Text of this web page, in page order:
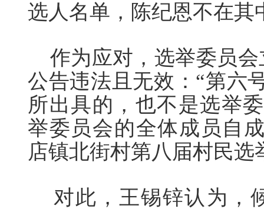
选人名单，陈纪恩不在其
作为应对，选举委员会
公告违法且无效：“第六
所出具的，也不是选举
举委员会的全体成员自
店镇北街村第八届村民选
对此，王锡锌认为，